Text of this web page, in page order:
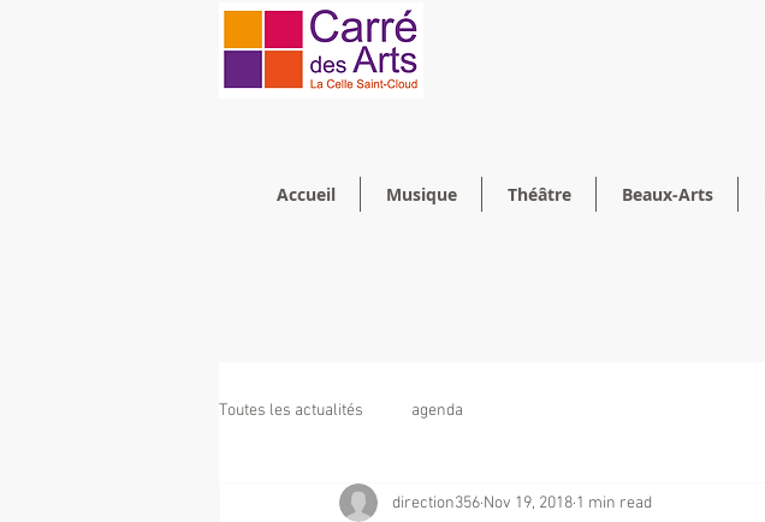
Accueil Musique Théâtre Beaux-Arts
Toutes les actualités agenda
direction356 Nov 19, 2018 1 min read